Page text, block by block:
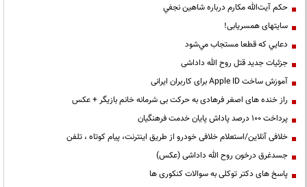
حكم آيت‌الله مكارم درباره شاهين نجفي
سایتهای همسریابی!
دعايي كه قطعا مستجاب مي‌شود
جزئیات جدید قتل روح الله داداشی
آموزش ساخت Apple ID برای کاربران ایرانی
راز خنده های اصغر فرهادی به حرکت بی شرمانه خانم بازیگر + عکس
پرداخت ۱۰۰ درصد پاداش پایان خدمت فرهنگیان
خلافی آنلاین/استعلام خلافی خودرو از طریق اینترنت، پیام کوتاه ، تلفن
جسدغرق درخون روح الله داداشی (عکس)
پاسخ های دکتر توکلی به سوالات کنکوری ها